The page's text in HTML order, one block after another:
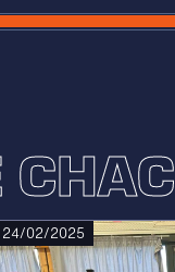
24/02/2025